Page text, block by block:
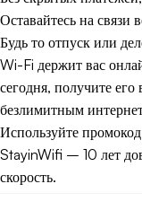
Оставайтесь на связи
Будь то отпуск или
Wi-Fi держит вас
сегодня, получите
безлимитным
Используйте
StayinWifi – 10 лет
скорость.